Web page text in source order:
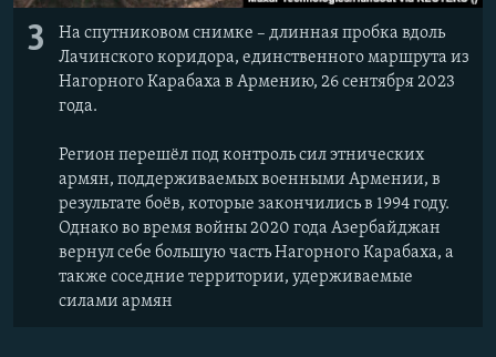
3
На спутниковом снимке – длинная пробка вдоль
Лачинского коридора, единственного маршрута из
Нагорного Карабаха в Армению, 26 сентября 2023
года.
Регион перешёл под контроль сил этнических
армян, поддерживаемых военными Армении, в
результате боёв, которые закончились в 1994 году.
Однако во время войны 2020 года Азербайджан
вернул себе большую часть Нагорного Карабаха, а
также соседние территории, удерживаемые
силами армян